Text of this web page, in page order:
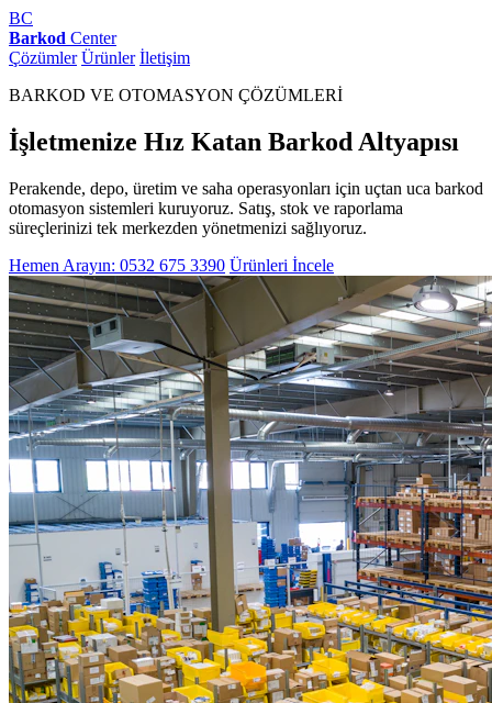
BC
Barkod Center
Çözümler Ürünler İletişim
BARKOD VE OTOMASYON ÇÖZÜMLERİ
İşletmenize Hız Katan Barkod Altyapısı
Perakende, depo, üretim ve saha operasyonları için uçtan uca barkod
otomasyon sistemleri kuruyoruz. Satış, stok ve raporlama
süreçlerinizi tek merkezden yönetmenizi sağlıyoruz.
Hemen Arayın: 0532 675 3390 Ürünleri İncele